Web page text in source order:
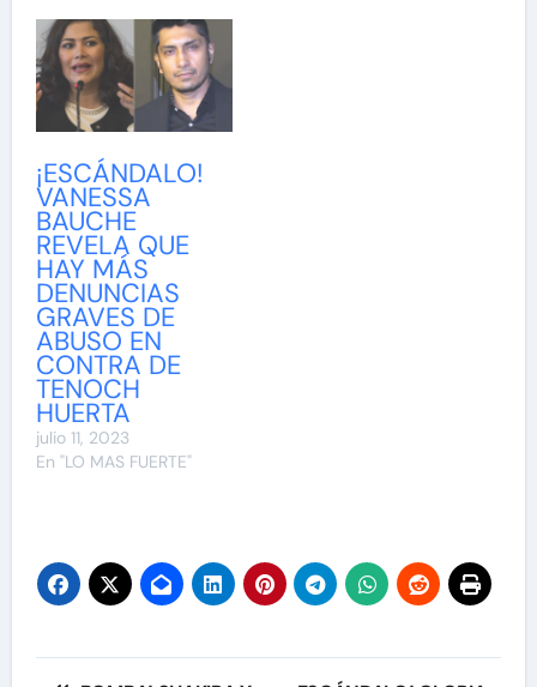
¡ESCÁNDALO!
VANESSA
BAUCHE
REVELA QUE
HAY MÁS
DENUNCIAS
GRAVES DE
ABUSO EN
CONTRA DE
TENOCH
HUERTA
julio 11, 2023
En "LO MAS FUERTE"